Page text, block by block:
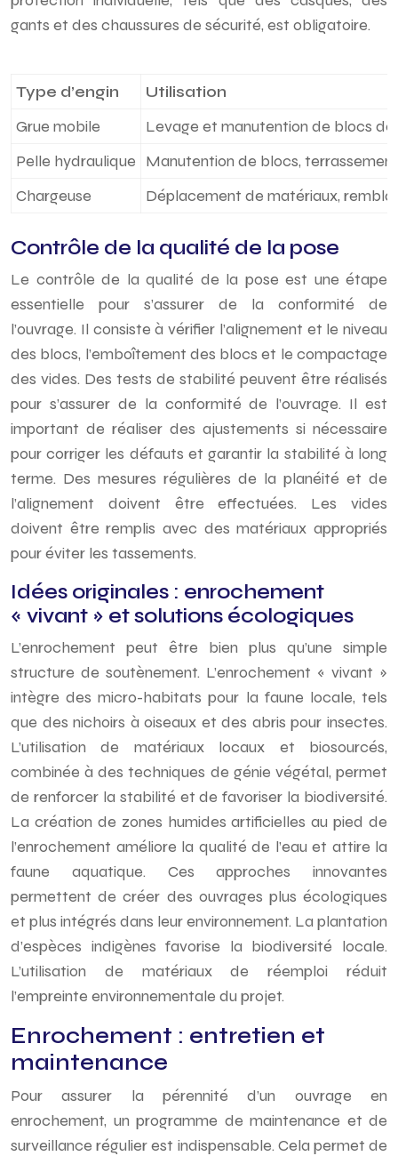
gants et des chaussures de sécurité, est obligatoire.
Type d’engin
Utilisation
Grue mobile
Levage et manutention de blocs
Pelle hydraulique Manutention de blocs, terrassement
Chargeuse
Déplacement de matériaux,
Contrôle de la qualité de la pose
Le contrôle de la qualité de la pose est une étape
essentielle pour s’assurer de la conformité de
l’ouvrage. Il consiste à vérifier l’alignement et le niveau
des blocs, l’emboîtement des blocs et le compactage
des vides. Des tests de stabilité peuvent être réalisés
pour s’assurer de la conformité de l’ouvrage. Il est
important de réaliser des ajustements si nécessaire
pour corriger les défauts et garantir la stabilité à long
terme. Des mesures régulières de la planéité et de
l’alignement doivent être effectuées. Les vides
doivent être remplis avec des matériaux appropriés
pour éviter les tassements.
Idées originales : enrochement
« vivant » et solutions écologiques
L’enrochement peut être bien plus qu’une simple
structure de soutènement. L’enrochement « vivant »
intègre des micro-habitats pour la faune locale, tels
que des nichoirs à oiseaux et des abris pour insectes.
L’utilisation de matériaux locaux et biosourcés,
combinée à des techniques de génie végétal, permet
de renforcer la stabilité et de favoriser la biodiversité.
La création de zones humides artificielles au pied de
l’enrochement améliore la qualité de l’eau et attire la
faune aquatique. Ces approches innovantes
permettent de créer des ouvrages plus écologiques
et plus intégrés dans leur environnement. La plantation
d’espèces indigènes favorise la biodiversité locale.
L’utilisation de matériaux de réemploi réduit
l’empreinte environnementale du projet.
Enrochement : entretien et
maintenance
Pour assurer la pérennité d’un ouvrage en
enrochement, un programme de maintenance et de
surveillance régulier est indispensable. Cela permet de